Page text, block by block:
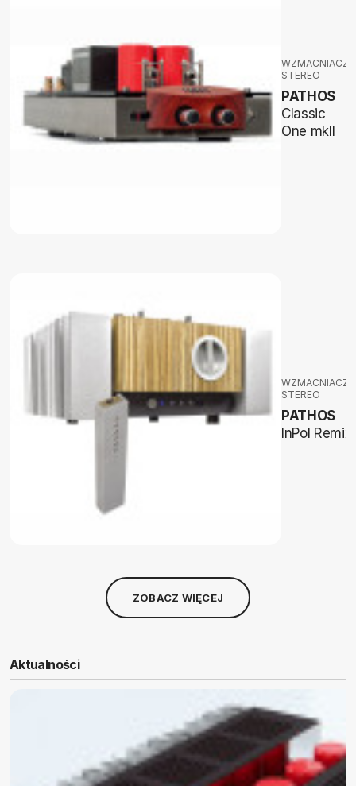
WZMACNIACZE
STEREO
PATHOS
Classic
One mkII
WZMACNIACZE
STEREO
PATHOS
InPol Remix
ZOBACZ WIĘCEJ
Aktualności